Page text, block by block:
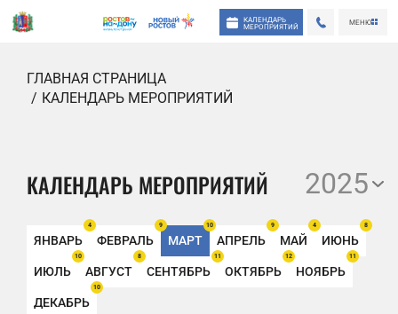
КАЛЕНДАРЬ
МЕРОПРИЯТИЙ
МЕНЮ
ГЛАВНАЯ СТРАНИЦА
КАЛЕНДАРЬ МЕРОПРИЯТИЙ
КАЛЕНДАРЬ МЕРОПРИЯТИЙ 2025
ЯНВАРЬ
4
ФЕВРАЛЬ
9
МАРТ
10
АПРЕЛЬ
9
МАЙ
4
ИЮНЬ
8
ИЮЛЬ
10
АВГУСТ
8
СЕНТЯБРЬ
11
ОКТЯБРЬ
12
НОЯБРЬ
11
ДЕКАБРЬ
10